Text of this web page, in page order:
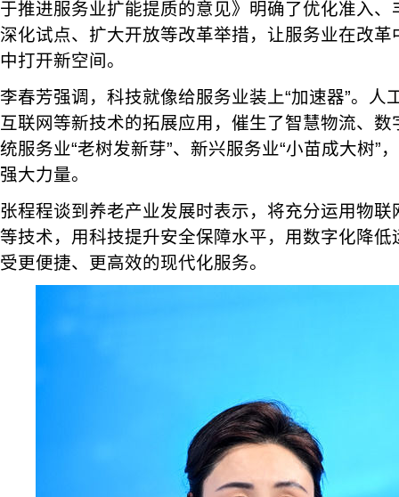
于推进服务业扩能提质的意见》明确了优化准入
深化试点、扩大开放等改革举措，让服务业在改
中打开新空间。
李春芳强调，科技就像给服务业装上“加速器”。人
互联网等新技术的拓展应用，催生了智慧物流、
统服务业“老树发新芽”、新兴服务业“小苗成大树”
强大力量。
张程程谈到养老产业发展时表示，将充分运用物
等技术，用科技提升安全保障水平，用数字化降
受更便捷、更高效的现代化服务。